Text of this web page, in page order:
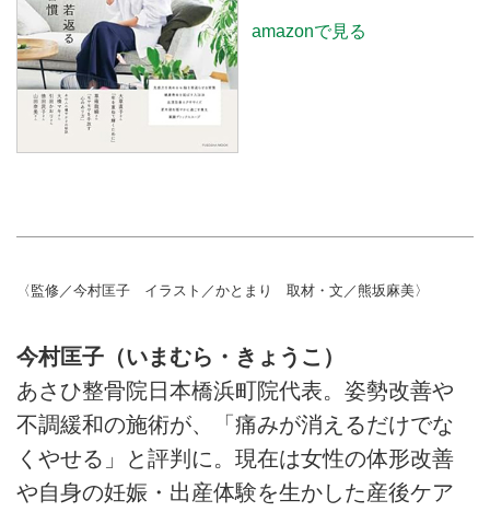
amazonで見る
〈監修／今村匡子 イラスト／かとまり 取材・文／熊坂麻美〉
今村匡子（いまむら・きょうこ）
あさひ整骨院日本橋浜町院代表。姿勢改善や
不調緩和の施術が、「痛みが消えるだけでな
くやせる」と評判に。現在は女性の体形改善
や自身の妊娠・出産体験を生かした産後ケア